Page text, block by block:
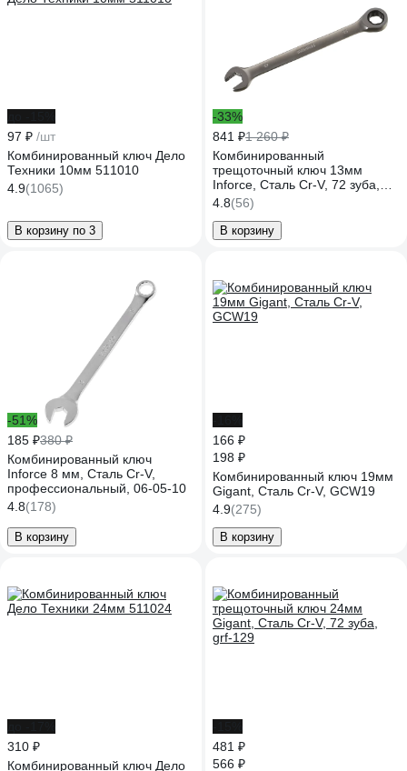
97 ₽ /шт
Комбинированный ключ Дело
Техники 10мм 511010
4.9(1065)
В корзину по 3
-33%
841 ₽1 260 ₽
Комбинированный
трещоточный ключ 13мм
Inforce, Сталь Cr-V, 72 зуба,
профессиональный, 06-05-82
4.8(56)
В корзину
-51%
185 ₽380 ₽
Комбинированный ключ
Inforce 8 мм, Сталь Cr-V,
профессиональный, 06-05-10
4.8(178)
В корзину
166 ₽
198 ₽
Комбинированный ключ 19мм
Gigant, Сталь Cr-V, GCW19
4.9(275)
В корзину
310 ₽
Комбинированный ключ Дело
481 ₽
566 ₽